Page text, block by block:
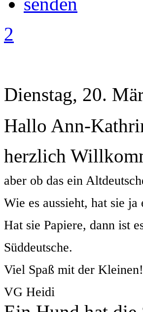
2
Dienstag, 20.
Hallo Ann-
herzlich
aber ob das ein
Wie es aussieht, hat sie
Hat sie Papiere, dann ist
Süddeutsche.
Viel Spaß mit der Kleinen!
VG Heidi